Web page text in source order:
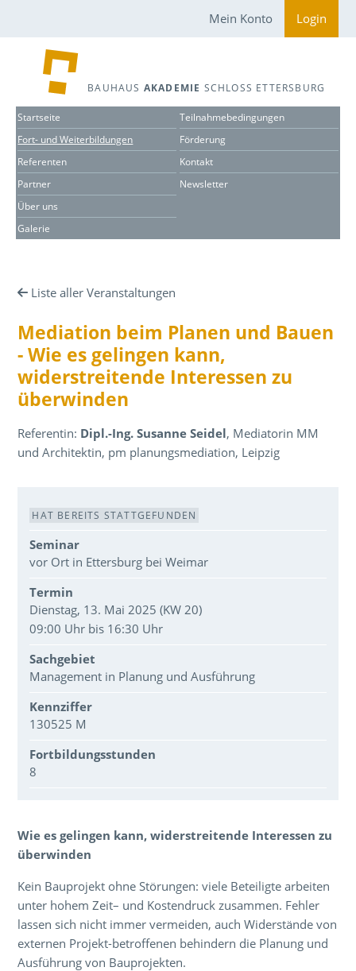
Mein Konto Login
BAUHAUS AKADEMIE SCHLOSS ETTERSBURG
Startseite
Fort- und Weiterbildungen
Referenten
Partner
Über uns
Galerie
Teilnahmebedingungen
Förderung
Kontakt
Newsletter
Liste aller Veranstaltungen
Mediation beim Planen und Bauen
- Wie es gelingen kann,
widerstreitende Interessen zu
überwinden
Referentin: Dipl.-Ing. Susanne Seidel, Mediatorin MM
und Architektin, pm planungsmediation, Leipzig
Veranstaltungsdaten
HAT BEREITS STATTGEFUNDEN
Seminar
vor Ort in Ettersburg bei Weimar
Termin
Dienstag, 13. Mai 2025 (KW 20)
09:00 Uhr bis 16:30 Uhr
Sachgebiet
Management in Planung und Ausführung
Kennziffer
130525 M
Fortbildungsstunden
8
Wie es gelingen kann, widerstreitende Interessen zu
überwinden
Kein Bauprojekt ohne Störungen: viele Beteiligte arbeiten
unter hohem Zeit– und Kostendruck zusammen. Fehler
lassen sich nicht immer vermeiden, auch Widerstände von
externen Projekt-betroffenen behindern die Planung und
Ausführung von Bauprojekten.